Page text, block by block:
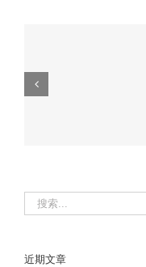
搜
索：
近期文章